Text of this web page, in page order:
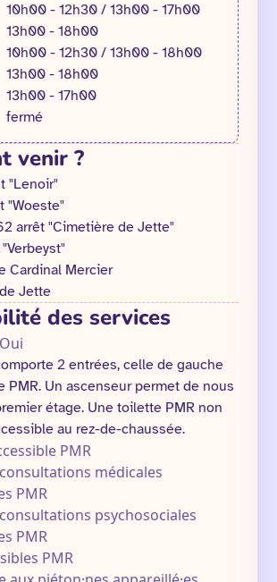
10h00 - 12h30 / 13h00 - 17h00
13h00 - 18h00
10h00 - 12h30 / 13h00 - 18h00
13h00 - 18h00
13h00 - 17h00
fermé
venir ?
"Lenoir"
"Woeste"
arrêt "Cimetière de Jette"
Cardinal Mercier
Jette
des services
2 entrées, celle de gauche
PMR. Un ascenseur permet de nous
étage. Une toilette PMR non
au rez-de-chaussée.
PMR
médicales
PMR
psychosociales
PMR
PMR